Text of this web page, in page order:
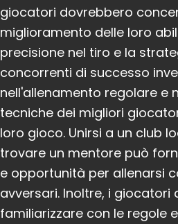
giocatori dovrebbero
miglioramento delle loro
precisione nel tiro e la
concorrenti di successo
nell'allenamento regolare e
tecniche dei migliori
loro gioco. Unirsi a un club
trovare un mentore può
e opportunità per allenarsi
avversari. Inoltre, i giocatori
familiarizzare con le regole